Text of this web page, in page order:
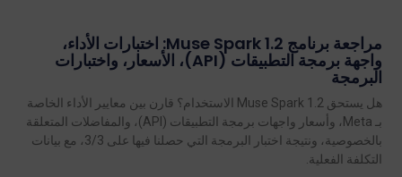
مراجعة برنامج Muse Spark 1.2: اختبارات الأداء،
واجهة برمجة التطبيقات (API)، الأسعار، واختبارات
البرمجة
هل يستحق Muse Spark 1.2 الاستخدام؟ قارن بين معايير الأداء الخاصة
بـ Meta، وأسعار واجهات برمجة التطبيقات (API)، والمفاضلات المتعلقة
بالخصوصية، ونتيجة اختبار البرمجة التي حصلنا فيها على 3/3، مع بيانات
التكلفة الفعلية.